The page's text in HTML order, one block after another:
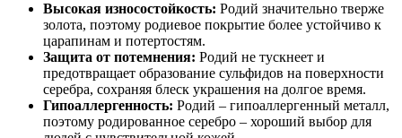
Высокая износостойкость: Родий значительно тверже
золота, поэтому родиевое покрытие более устойчиво к
царапинам и потертостям.
Защита от потемнения: Родий не тускнеет и
предотвращает образование сульфидов на поверхности
серебра, сохраняя блеск украшения на долгое время.
Гипоаллергенность: Родий – гипоаллергенный металл,
поэтому родированное серебро – хороший выбор для